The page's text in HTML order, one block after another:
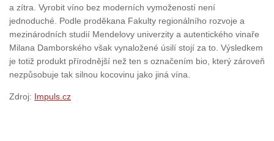
a zítra. Vyrobit víno bez moderních vymožeností není
jednoduché. Podle proděkana Fakulty regionálního rozvoje a
mezinárodních studií Mendelovy univerzity a autentického vinaře
Milana Damborského však vynaložené úsilí stojí za to. Výsledkem
je totiž produkt přírodnější než ten s označením bio, který zároveň
nezpůsobuje tak silnou kocovinu jako jiná vína.
Zdroj: Impuls.cz